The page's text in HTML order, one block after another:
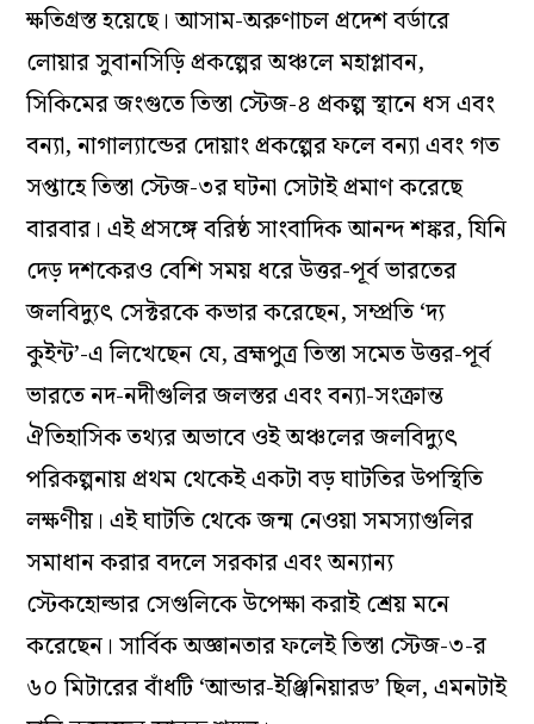
ক্ষতিগ্রস্ত হয়েছে। আসাম-অরুণাচল প্রদেশ বর্ডারে
লোয়ার সুবানসিড়ি প্রকল্পের অঞ্চলে মহাপ্লাবন,
সিকিমের জংগুতে তিস্তা স্টেজ-৪ প্রকল্প স্থানে ধস এবং
বন্যা, নাগাল্যান্ডের দোয়াং প্রকল্পের ফলে বন্যা এবং গত
সপ্তাহে তিস্তা স্টেজ-৩র ঘটনা সেটাই প্রমাণ করেছে
বারবার। এই প্রসঙ্গে বরিষ্ঠ সাংবাদিক আনন্দ শঙ্কর, যিনি
দেড় দশকেরও বেশি সময় ধরে উত্তর-পূর্ব ভারতের
জলবিদ্যুৎ সেক্টরকে কভার করেছেন, সম্প্রতি ‘দ্য
কুইন্ট’-এ লিখেছেন যে, ব্রহ্মপুত্র তিস্তা সমেত উত্তর-পূর্ব
ভারতে নদ-নদীগুলির জলস্তর এবং বন্যা-সংক্রান্ত
ঐতিহাসিক তথ্যর অভাবে ওই অঞ্চলের জলবিদ্যুৎ
পরিকল্পনায় প্রথম থেকেই একটা বড় ঘাটতির উপস্থিতি
লক্ষণীয়। এই ঘাটতি থেকে জন্ম নেওয়া সমস্যাগুলির
সমাধান করার বদলে সরকার এবং অন্যান্য
স্টেকহোল্ডার সেগুলিকে উপেক্ষা করাই শ্রেয় মনে
করেছেন। সার্বিক অজ্ঞানতার ফলেই তিস্তা স্টেজ-৩-র
৬০ মিটারের বাঁধটি ‘আন্ডার-ইঞ্জিনিয়ারড’ ছিল, এমনটাই